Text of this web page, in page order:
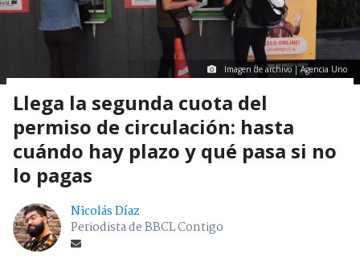
Imagen de archivo | Agencia Uno
Llega la segunda cuota del
permiso de circulación: hasta
cuándo hay plazo y qué pasa si no
lo pagas
Nicolás Díaz
Periodista de BBCL Contigo